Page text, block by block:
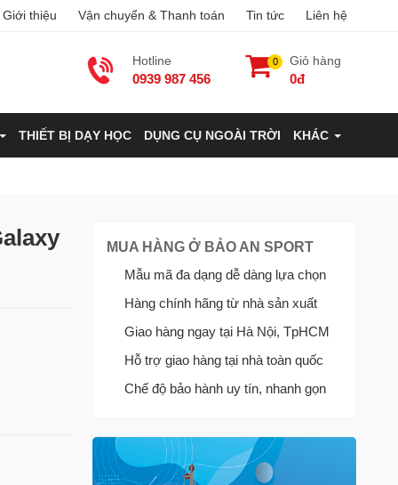
Giới thiệu Vận chuyển & Thanh toán Tin tức Liên hệ
Hotline
0939 987 456
0 Giỏ hàng
0đ
THIẾT BỊ DẠY HỌC DỤNG CỤ NGOÀI TRỜI KHÁC
MUA HÀNG Ở BẢO AN SPORT
Mẫu mã đa dạng dễ dàng lựa chọn
Hàng chính hãng từ nhà sản xuất
Giao hàng ngay tại Hà Nội, TpHCM
Hỗ trợ giao hàng tại nhà toàn quốc
Chế độ bảo hành uy tín, nhanh gọn